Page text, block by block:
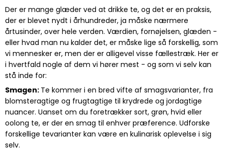
Der er mange glæder ved at drikke te, og det er en praksis,
der er blevet nydt i århundreder, ja måske nærmere
årtusinder, over hele verden. Værdien, fornøjelsen, glæden -
eller hvad man nu kalder det, er måske lige så forskellig, som
vi mennesker er, men der er alligevel visse fællestræk. Her er
i hvertfald nogle af dem vi hører mest - og som vi selv kan
stå inde for:
Smagen: Te kommer i en bred vifte af smagsvarianter, fra
blomsteragtige og frugtagtige til krydrede og jordagtige
nuancer. Uanset om du foretrækker sort, grøn, hvid eller
oolong te, er der en smag til enhver præference. Udforske
forskellige tevarianter kan være en kulinarisk oplevelse i sig
selv.